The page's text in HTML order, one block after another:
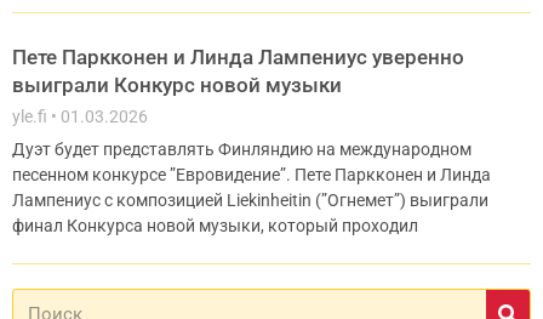
Пете Паркконен и Линда Лампениус уверенно
выиграли Конкурс новой музыки
yle.fi
01.03.2026
Дуэт будет представлять Финляндию на международном
песенном конкурсе ”Евровидение”. Пете Паркконен и Линда
Лампениус с композицией Liekinheitin (”Огнемет”) выиграли
финал Конкурса новой музыки, который проходил